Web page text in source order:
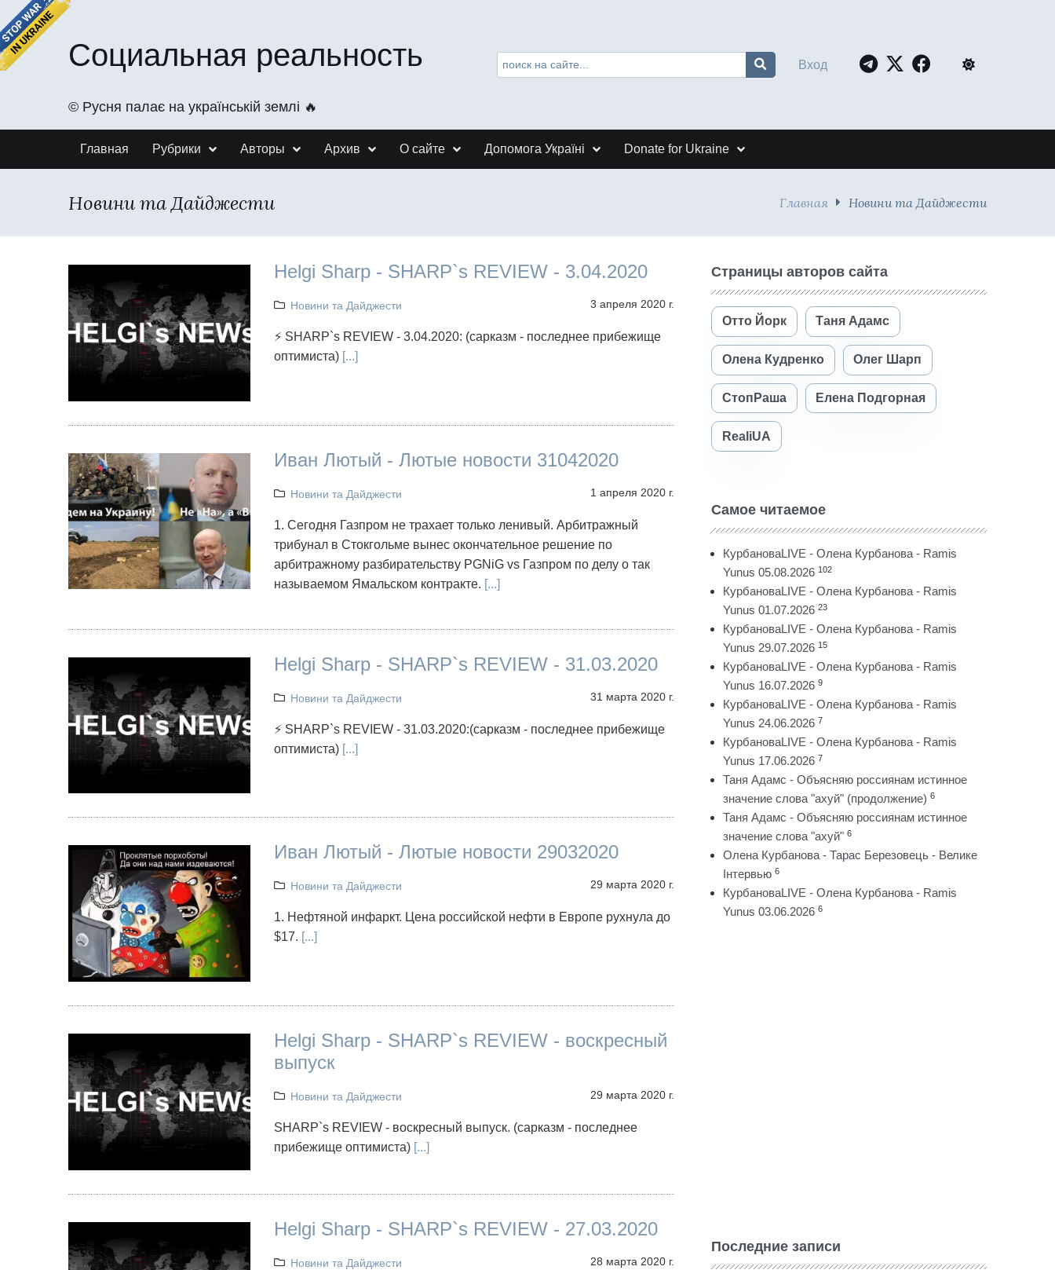
Социальная реальность
©️ Русня палає на українській землі 🔥
Вход
Главная Рубрики Авторы Архив О сайте Допомога Україні Donate for Ukraine
Новини та Дайджести Главная Новини та Дайджести
Helgi Sharp - SHARP`s REVIEW - 3.04.2020
Новини та Дайджести 3 апреля 2020 г.
⚡ SHARP`s REVIEW - 3.04.2020: (сарказм - последнее прибежище
оптимиста) [...]
Иван Лютый - Лютые новости 31042020
Новини та Дайджести 1 апреля 2020 г.
1. Сегодня Газпром не трахает только ленивый. Арбитражный
трибунал в Стокгольме вынес окончательное решение по
арбитражному разбирательству PGNiG vs Газпром по делу о так
называемом Ямальском контракте. [...]
Helgi Sharp - SHARP`s REVIEW - 31.03.2020
Новини та Дайджести 31 марта 2020 г.
⚡ SHARP`s REVIEW - 31.03.2020:(сарказм - последнее прибежище
оптимиста) [...]
Иван Лютый - Лютые новости 29032020
Новини та Дайджести 29 марта 2020 г.
1. Нефтяной инфаркт. Цена российской нефти в Европе рухнула до
$17. [...]
Helgi Sharp - SHARP`s REVIEW - воскресный
выпуск
Новини та Дайджести 29 марта 2020 г.
SHARP`s REVIEW - воскресный выпуск. (сарказм - последнее
прибежище оптимиста) [...]
Helgi Sharp - SHARP`s REVIEW - 27.03.2020
Новини та Дайджести 28 марта 2020 г.
Страницы авторов сайта
Отто Йорк Таня Адамс
Олена Кудренко Олег Шарп
СтопРаша Елена Подгорная
RealiUA
Самое читаемое
КурбановаLIVE - Олена Курбанова - Ramis
Yunus 05.08.2026 102
КурбановаLIVE - Олена Курбанова - Ramis
Yunus 01.07.2026 23
КурбановаLIVE - Олена Курбанова - Ramis
Yunus 29.07.2026 15
КурбановаLIVE - Олена Курбанова - Ramis
Yunus 16.07.2026 9
КурбановаLIVE - Олена Курбанова - Ramis
Yunus 24.06.2026 7
КурбановаLIVE - Олена Курбанова - Ramis
Yunus 17.06.2026 7
Таня Адамс - Объясняю россиянам истинное
значение слова "ахуй" (продолжение) 6
Таня Адамс - Объясняю россиянам истинное
значение слова "ахуй" 6
Олена Курбанова - Тарас Березовець - Велике
Інтервью 6
КурбановаLIVE - Олена Курбанова - Ramis
Yunus 03.06.2026 6
Последние записи